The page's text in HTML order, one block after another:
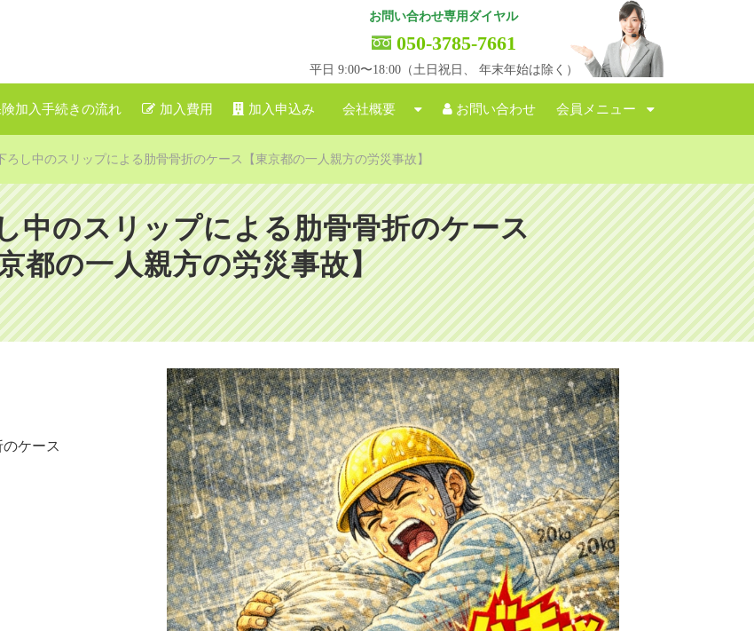
お問い合わせ専用ダイヤル
050-3785-7661
平日 9:00〜18:00（土日祝日、 年末年始は除く）
加入手続きの流れ 加入費用 加入申込み 会社概要 お問い合わせ 会員メニュー
ろし中のスリップによる肋骨骨折のケース【東京都の一人親方の労災事故】
中のスリップによる肋骨骨折のケース
都の一人親方の労災事故】
ケース